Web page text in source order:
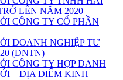
LÊN NĂM 2020
CÔNG TY CỔ PHẦN
DOANH NGHIỆP TƯ
(DNTN)
CÔNG TY HỢP DANH
– ĐỊA ĐIỂM KINH